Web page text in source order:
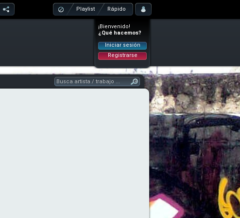
Playlist Rápido
¡Bienvenido!
¿Qué hacemos?
Iniciar sesión
Registrarse